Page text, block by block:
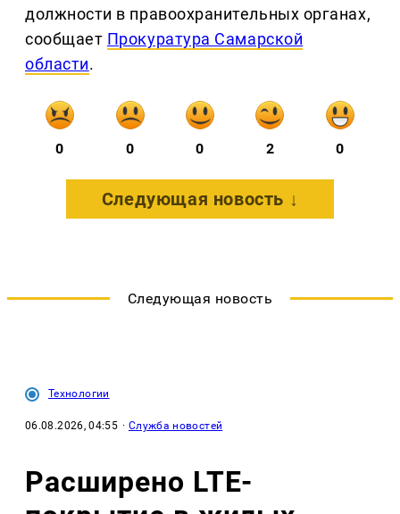
должности в правоохранительных органах,
сообщает Прокуратура Самарской
области.
0 0 0 2 0
Следующая новость ↓
Следующая новость
Технологии
06.08.2026, 04:55 · Служба новостей
Расширено LTE-